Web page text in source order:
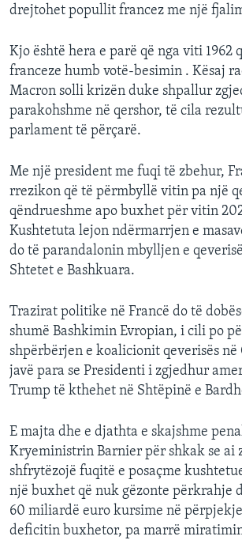
drejtohet popullit francez me një
Kjo është hera e parë që nga viti 1962
franceze humb votë-besimin . Kësaj
Macron solli krizën duke shpallur
parakohshme në qershor, të cila
parlament të përçarë.
Me një president me fuqi të zbehur,
rrezikon që të përmbyllë vitin pa një
qëndrueshme apo buxhet për vitin
Kushtetuta lejon ndërmarrjen e
do të parandalonin mbylljen e
Shtetet e Bashkuara.
Trazirat politike në Francë do të
shumë Bashkimin Evropian, i cili po
shpërbërjen e koalicionit qeverisës
javë para se Presidenti i zgjedhur
Trump të kthehet në Shtëpinë e
E majta dhe e djathta e skajshme
Kryeministrin Barnier për shkak se ai
shfrytëzojë fuqitë e posaçme
një buxhet që nuk gëzonte përkrahje
60 miliardë euro kursime në
deficitin buxhetor, pa marrë